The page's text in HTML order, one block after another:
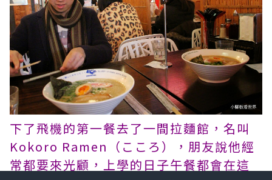
下了飛機的第一餐去了一間拉麵館，名叫
Kokoro Ramen（こころ），朋友說他經
常都要來光顧，上學的日子午餐都會在這